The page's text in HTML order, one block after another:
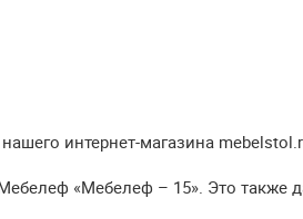
интернет-магазина
«Мебелеф – 15». Это также